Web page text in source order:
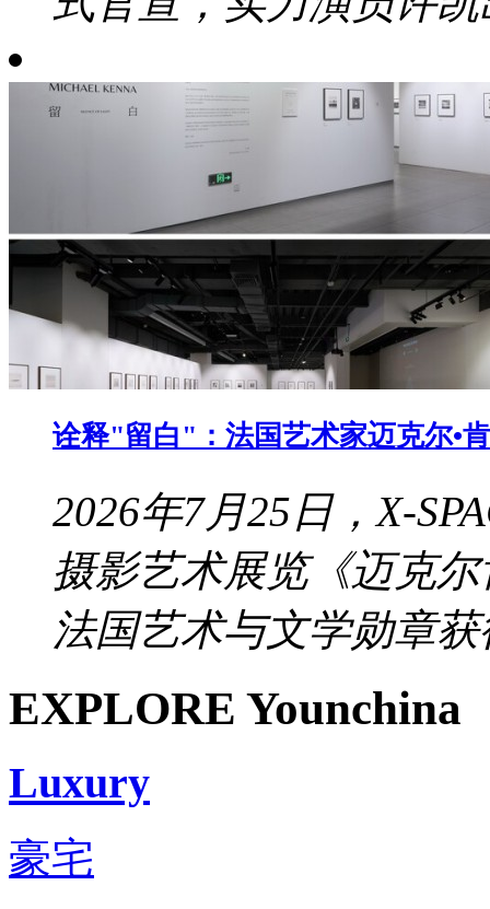
诠释"留白"：法国艺术家迈克尔•
2026年7月25日，X-
摄影艺术展览《迈克
法国艺术与文学勋章
EXPLORE Younchina
Luxury
豪宅